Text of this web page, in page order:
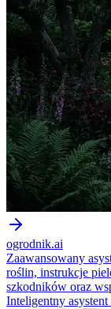
ogrodnik.ai
Zaawansowany
roślin, instrukcje
szkodników oraz
Inteligentny